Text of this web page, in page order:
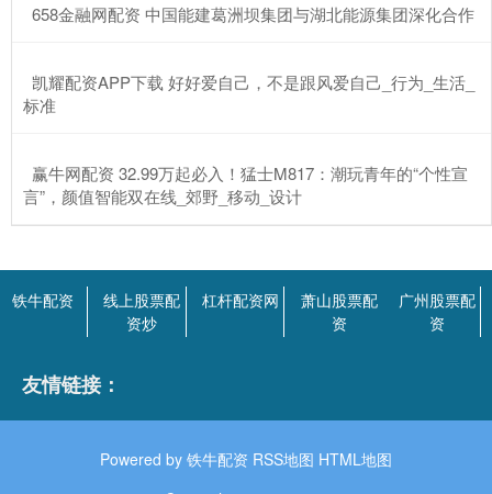
​658金融网配资 中国能建葛洲坝集团与湖北能源集团深化合作
​凯耀配资APP下载 好好爱自己，不是跟风爱自己_行为_生活_
标准
​赢牛网配资 32.99万起必入！猛士M817：潮玩青年的“个性宣
言”，颜值智能双在线_郊野_移动_设计
铁牛配资
线上股票配
资炒
杠杆配资网
萧山股票配
资
广州股票配
资
友情链接：
Powered by 铁牛配资 RSS地图 HTML地图